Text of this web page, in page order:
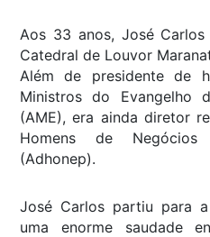
Aos 33 anos, José
Catedral de Louvor
Além de presidente de
Ministros do Evangelho
(AME), era ainda diretor
Homens de
(Adhonep).
José Carlos partiu para
uma enorme saudade